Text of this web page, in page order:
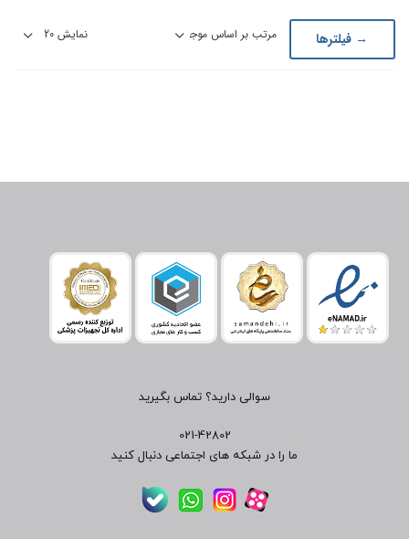
→ فیلترها
سوالی دارید؟ تماس بگیرید
021-42802
ما را در شبکه های اجتماعی دنبال کنید